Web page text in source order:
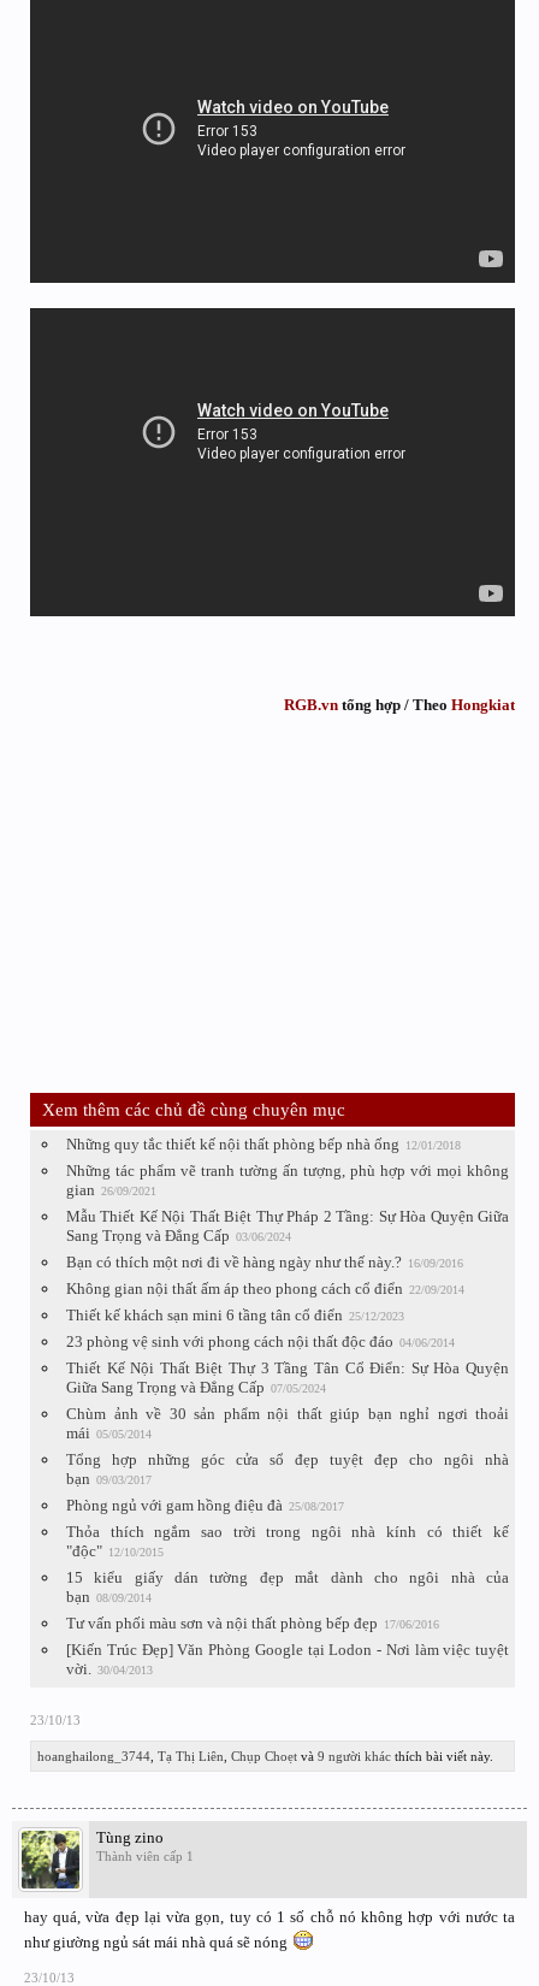
RGB.vn tổng hợp / Theo Hongkiat
Xem thêm các chủ đề cùng chuyên mục
Những quy tắc thiết kế nội thất phòng bếp nhà ống 12/01/2018
Những tác phẩm vẽ tranh tường ấn tượng, phù hợp với mọi không
gian 26/09/2021
Mẫu Thiết Kế Nội Thất Biệt Thự Pháp 2 Tầng: Sự Hòa Quyện Giữa
Sang Trọng và Đẳng Cấp 03/06/2024
Bạn có thích một nơi đi về hàng ngày như thế này.? 16/09/2016
Không gian nội thất ấm áp theo phong cách cổ điển 22/09/2014
Thiết kế khách sạn mini 6 tầng tân cổ điển 25/12/2023
23 phòng vệ sinh với phong cách nội thất độc đáo 04/06/2014
Thiết Kế Nội Thất Biệt Thự 3 Tầng Tân Cổ Điển: Sự Hòa Quyện
Giữa Sang Trọng và Đẳng Cấp 07/05/2024
Chùm ảnh về 30 sản phẩm nội thất giúp bạn nghỉ ngơi thoải
mái 05/05/2014
Tổng hợp những góc cửa sổ đẹp tuyệt đẹp cho ngôi nhà
bạn 09/03/2017
Phòng ngủ với gam hồng điệu đà 25/08/2017
Thỏa thích ngắm sao trời trong ngôi nhà kính có thiết kế
"độc" 12/10/2015
15 kiểu giấy dán tường đẹp mắt dành cho ngôi nhà của
bạn 08/09/2014
Tư vấn phối màu sơn và nội thất phòng bếp đẹp 17/06/2016
[Kiến Trúc Đẹp] Văn Phòng Google tại Lodon - Nơi làm việc tuyệt
vời. 30/04/2013
23/10/13
hoanghailong_3744, Tạ Thị Liên, Chụp Choẹt và 9 người khác thích bài viết này.
Tùng zino
Thành viên cấp 1
hay quá, vừa đẹp lại vừa gọn, tuy có 1 số chỗ nó không hợp với nước ta
như giường ngủ sát mái nhà quá sẽ nóng
23/10/13